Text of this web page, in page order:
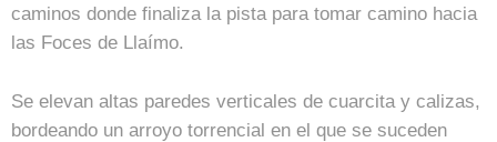
caminos donde finaliza la pista para tomar camino hacia
las Foces de Llaímo.
Se elevan altas paredes verticales de cuarcita y calizas,
bordeando un arroyo torrencial en el que se suceden